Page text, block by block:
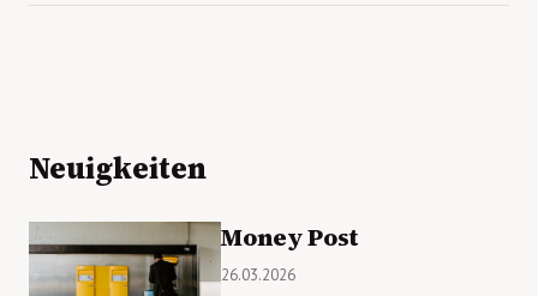
Neuigkeiten
Money Post
26.03.2026